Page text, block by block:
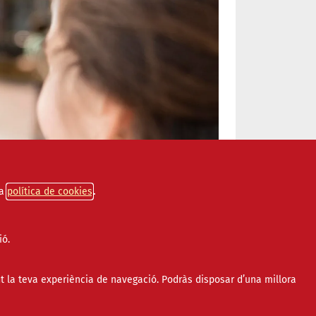
política de cookies
teva experiència de navegació. Podràs disposar d’una millora